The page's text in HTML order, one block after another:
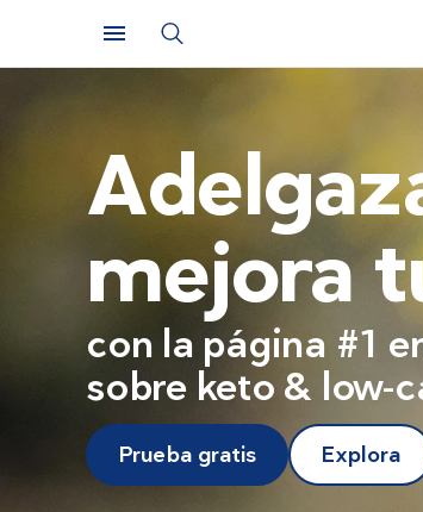
mejora
con la página #1
sobre keto & low-
Prueba gratis Explora